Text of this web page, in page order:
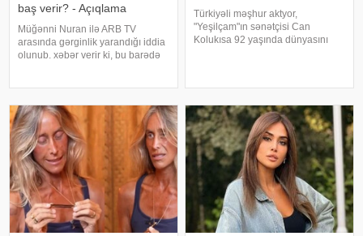
baş verir? - Açıqlama
Müğənni Nuran ilə ARB TV
arasında gərginlik yarandığı iddia
olunub. xəbər verir ki, bu barədə
alınmış görüntü və
açıqlamalarının heç bir rəsm
Türkiyəli məşhur aktyor,
"Yeşilçam"ın sənətçisi Can
Kolukısa 92 yaşında dünyasını
"Selamsı